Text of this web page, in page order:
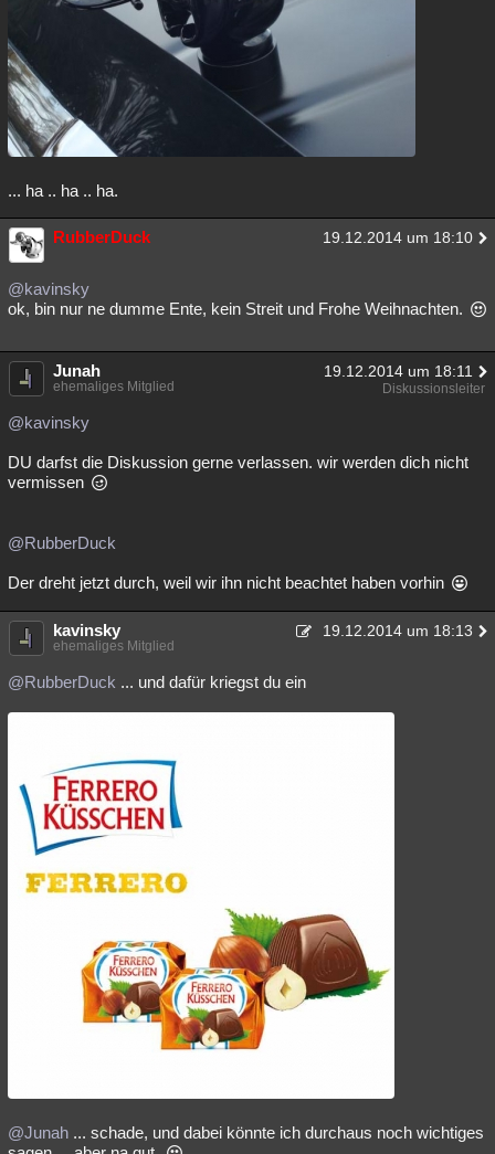
... ha .. ha .. ha.
RubberDuck 19.12.2014 um 18:10
@kavinsky
ok, bin nur ne dumme Ente, kein Streit und Frohe Weihnachten.
Junah 19.12.2014 um 18:11
ehemaliges Mitglied Diskussionsleiter
@kavinsky
DU darfst die Diskussion gerne verlassen. wir werden dich nicht
vermissen
@RubberDuck
Der dreht jetzt durch, weil wir ihn nicht beachtet haben vorhin
kavinsky 19.12.2014 um 18:13
ehemaliges Mitglied
@RubberDuck ... und dafür kriegst du ein
@Junah ... schade, und dabei könnte ich durchaus noch wichtiges